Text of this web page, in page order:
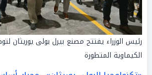
رئيس الوزراء يفتتح مصنع بيرل بولى يوريثان
الكيماوية المتطورة